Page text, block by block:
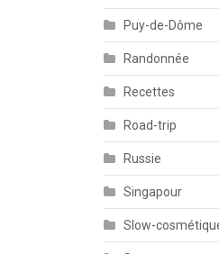
Puy-de-Dôme
Randonnée
Recettes
Road-trip
Russie
Singapour
Slow-